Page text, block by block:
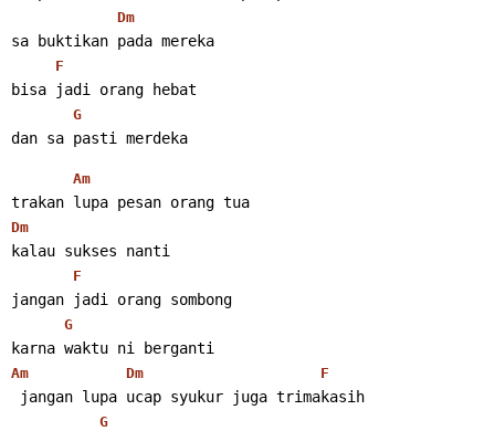
Dm
sa buktikan pada mereka
F
bisa jadi orang hebat
G
dan sa pasti merdeka
Am
trakan lupa pesan orang tua
Dm
kalau sukses nanti
F
jangan jadi orang sombong
G
karna waktu ni berganti
Am Dm F
jangan lupa ucap syukur juga trimakasih
G